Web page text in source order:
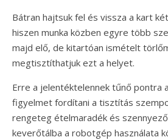
Bátran hajtsuk fel és vissza a kart
hiszen munka közben egyre több
majd elő, de kitartóan ismételt
megtisztíthatjuk ezt a helyet.
Erre a jelentéktelennek tűnő pontra
figyelmet fordítani a tisztítás
rengeteg ételmaradék és
keverőtálba a robotgép használata